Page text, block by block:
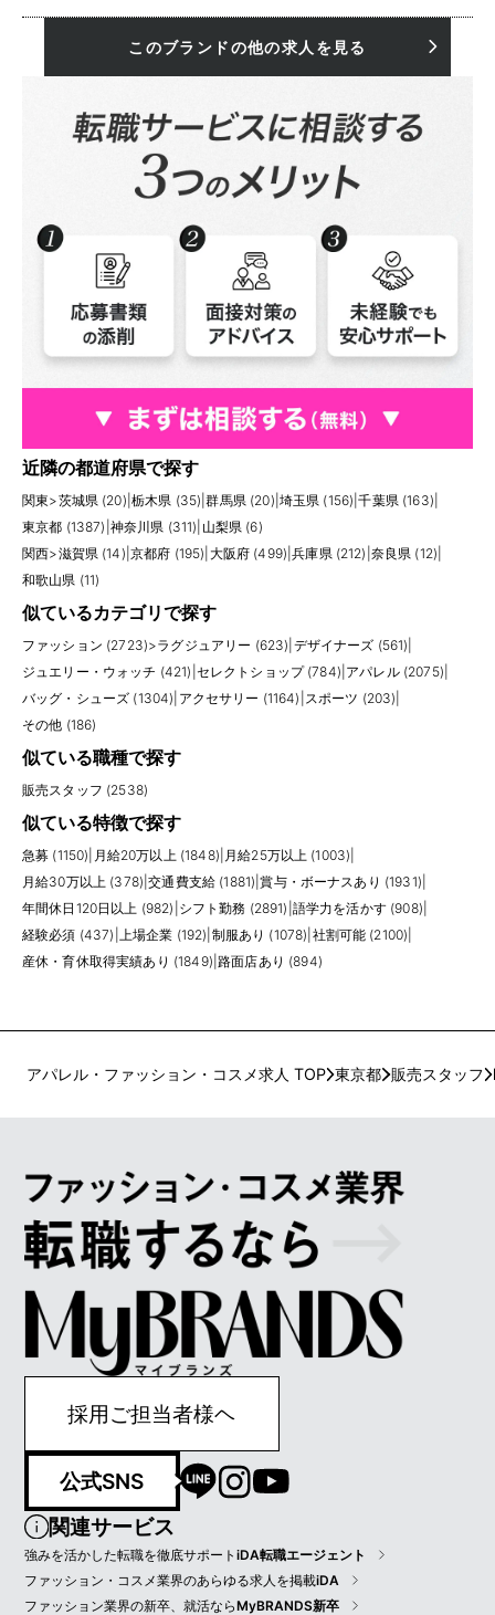
このブランドの他の求人を見る
近隣の都道府県で探す
関東>茨城県 (20) 栃木県 (35) |群馬県 (20) 埼玉県 (156) |千葉県 (163)
東京都 (1387) 神奈川県 (311) 山梨県 (6)
関西>滋賀県 (14) 京都府 (195) 大阪府 (499) |兵庫県 (212) 奈良県 (12)
和歌山県 (11)
似ているカテゴリで探す
ファッション (2723)>ラグジュアリー (623) デザイナーズ (561)
ジュエリー・ウォッチ (421) セレクトショップ (784) アパレル (2075)
バッグ・シューズ (1304) アクセサリー (1164) スポーツ (203)
その他 (186)
似ている職種で探す
販売スタッフ (2538)
似ている特徴で探す
急募 (1150) 月給20万以上 (1848) 月給25万以上 (1003)
月給30万以上 (378) |交通費支給 (1881) |賞与・ボーナスあり (1931)
年間休日120日以上 (982) シフト勤務 (2891) 語学力を活かす (908)
経験必須 (437)
上場企業 (192) 制服あり (1078) 社割可能 (2100)
産休・育休取得実績あり (1849) |路面店あり (894)
アパレル・ファッション・コスメ求人 TOP 東京都 販売スタッフ
採用ご担当者様ヘ
公式SNS
関連サービス
強みを活かした転職を徹底サポートiDA転職エージェント
ファッション・コスメ業界のあらゆる求人を掲載iDA
ファッション業界の新卒、就活ならMyBRANDS新卒